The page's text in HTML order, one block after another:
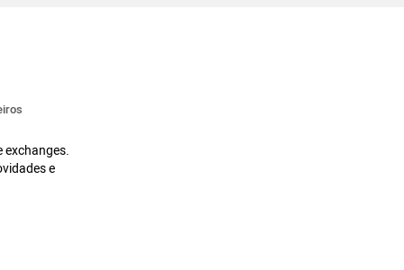
exchanges.
e